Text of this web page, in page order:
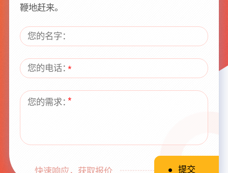
鞭地赶来。
快速响应，获取报价